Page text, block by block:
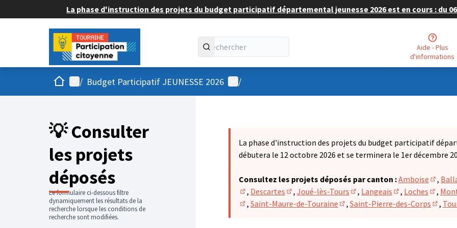
La phase d'instruction des projets du budget participatif départemental jeunesse 2026 est en cours : du
Aide - Plus
d'informations
AccueilMenu principal
/ Budget Participatif JEUNESSE 2026 Menu utilisateur
/
💡 Consulter
les projets
déposés
Le formulaire ci-dessous filtre
dynamiquement les résultats de la
recherche lorsque les conditions de
recherche sont modifiées.
La phase d'instruction des projets du budget participatif
débutera le 12 octobre 2026 et se terminera le 1er décembre
Consultez les projets déposés par canton :Amboise
,
(S'ouvre dans un nouvel onglet)
, Descartes
(S'ouvre dans un nouvel onglet)
, Joué-lès-Tours
(S'ouvre dans un nouvel
, Langeais
(S'ouvre dans un
, Loches
,
, Saint-Maure-de-Touraine
, Saint-Pierre-des-Corps
,